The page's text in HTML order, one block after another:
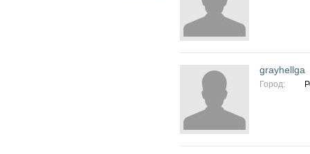
grayhellga
Город: